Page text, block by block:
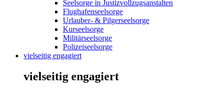
Seelsorge in Justizvollzugsanstalten
Flughafenseelsorge
Urlauber- & Pilgerseelsorge
Kurseelsorge
Militärseelsorge
Polizeiseelsorge
vielseitig engagiert
vielseitig engagiert